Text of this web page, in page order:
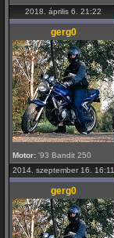
2018. április 6. 21:22
gerg0
Motor: '93 Bandit 250
2014. szeptember 16. 16:11
gerg0